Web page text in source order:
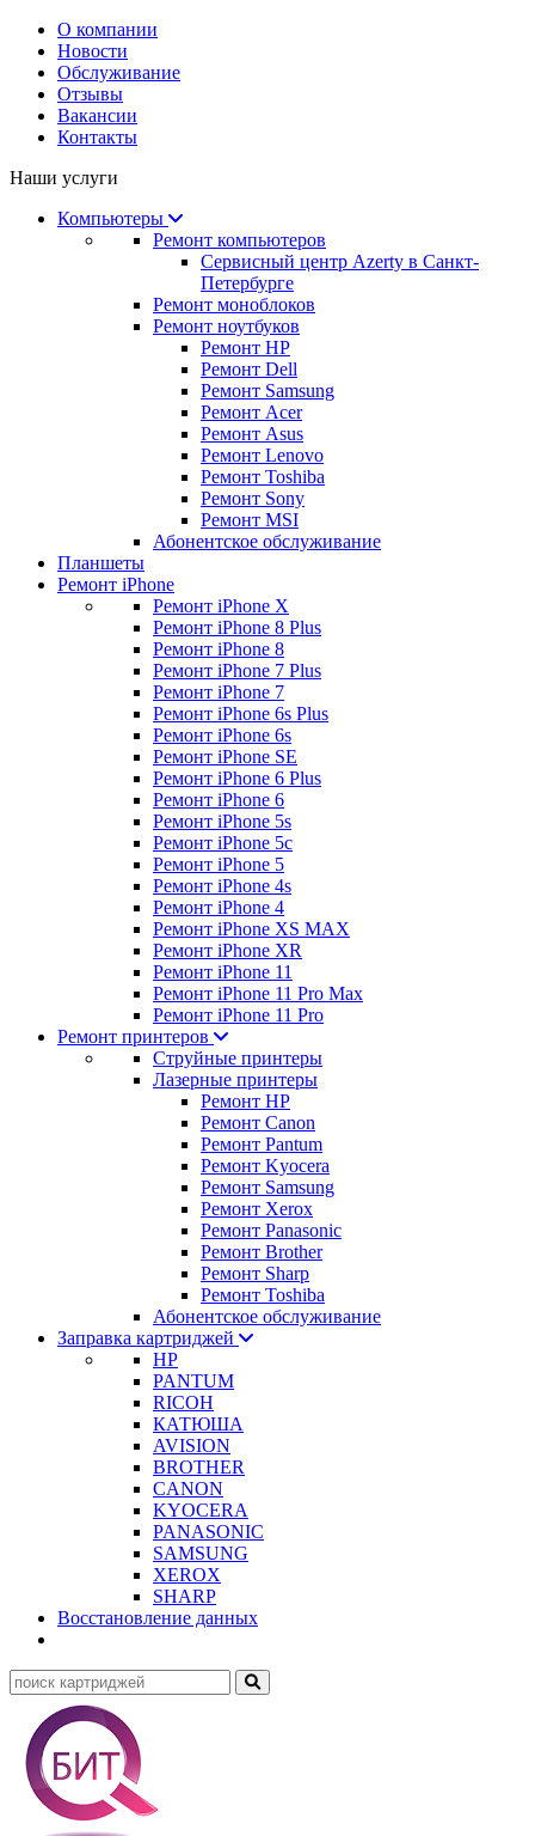
О компании
Новости
Обслуживание
Отзывы
Вакансии
Контакты
Наши услуги
Компьютеры
Ремонт компьютеров
Сервисный центр Azerty в Санкт-
Петербурге
Ремонт моноблоков
Ремонт ноутбуков
Ремонт HP
Ремонт Dell
Ремонт Samsung
Ремонт Acer
Ремонт Asus
Ремонт Lenovo
Ремонт Toshiba
Ремонт Sony
Ремонт MSI
Абонентское обслуживание
Планшеты
Ремонт iPhone
Ремонт iPhone X
Ремонт iPhone 8 Plus
Ремонт iPhone 8
Ремонт iPhone 7 Plus
Ремонт iPhone 7
Ремонт iPhone 6s Plus
Ремонт iPhone 6s
Ремонт iPhone SE
Ремонт iPhone 6 Plus
Ремонт iPhone 6
Ремонт iPhone 5s
Ремонт iPhone 5c
Ремонт iPhone 5
Ремонт iPhone 4s
Ремонт iPhone 4
Ремонт iPhone XS MAX
Ремонт iPhone XR
Ремонт iPhone 11
Ремонт iPhone 11 Pro Max
Ремонт iPhone 11 Pro
Ремонт принтеров
Струйные принтеры
Лазерные принтеры
Ремонт HP
Ремонт Canon
Ремонт Pantum
Ремонт Kyocera
Ремонт Samsung
Ремонт Xerox
Ремонт Panasonic
Ремонт Brother
Ремонт Sharp
Ремонт Toshiba
Абонентское обслуживание
Заправка картриджей
HP
PANTUM
RICOH
КАТЮША
AVISION
BROTHER
CANON
KYOCERA
PANASONIC
SAMSUNG
XEROX
SHARP
Восстановление данных